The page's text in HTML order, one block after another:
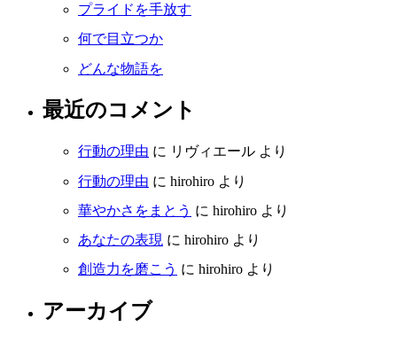
プライドを手放す
何で目立つか
どんな物語を
最近のコメント
行動の理由 に リヴィエール より
行動の理由 に hirohiro より
華やかさをまとう に hirohiro より
あなたの表現 に hirohiro より
創造力を磨こう に hirohiro より
アーカイブ